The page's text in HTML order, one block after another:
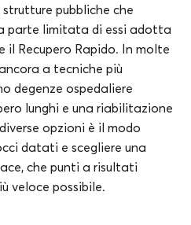
pubbliche che
parte limitata di essi adotta
Recupero Rapido. In molte
a tecniche più
degenze ospedaliere
lunghi e una riabilitazione
opzioni è il modo
datati e scegliere una
che punti a risultati
veloce possibile.